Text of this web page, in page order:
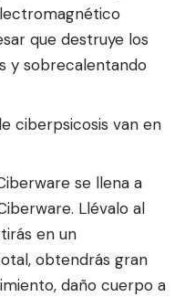
que destruye los
y sobrecalentando
ciberpsicosis van en
se llena a
Llévalo al
en un
obtendrás gran
daño cuerpo a